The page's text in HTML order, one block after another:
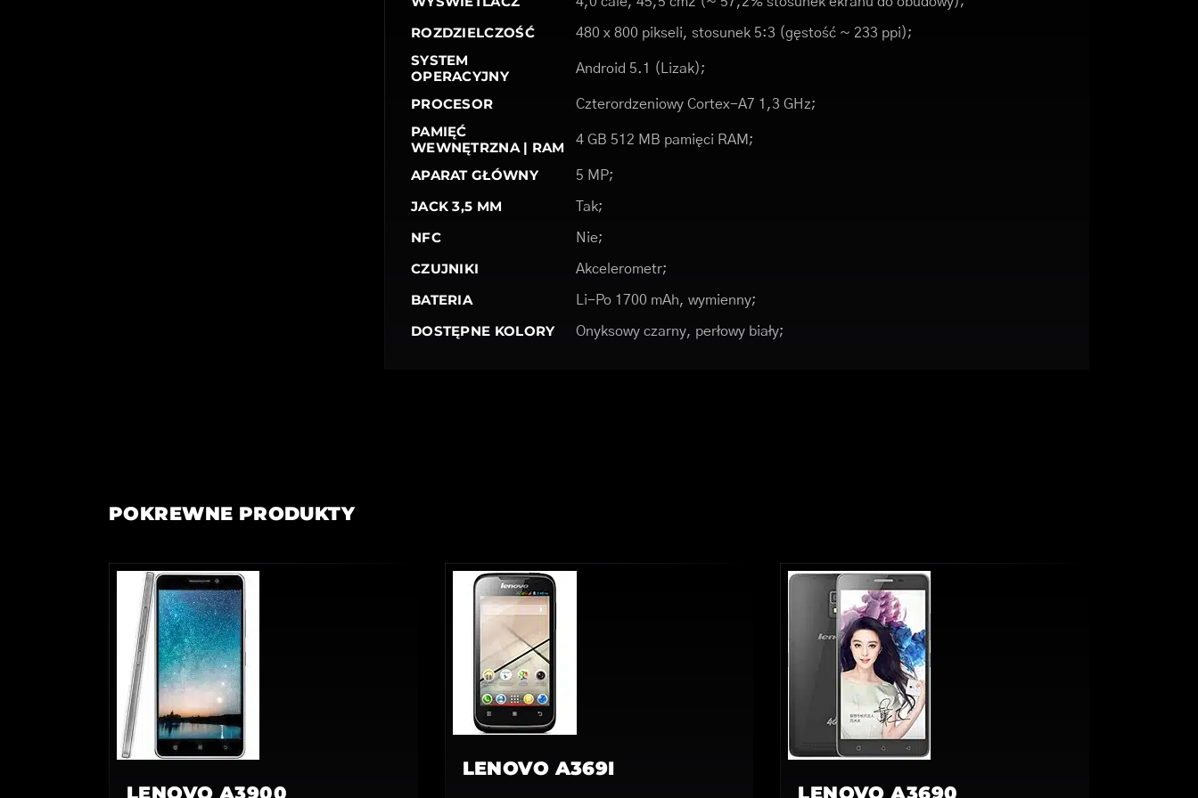
ROZDZIELCZOŚĆ 480 x 800 pikseli, stosunek 5:3 (gęstość ~ 233 ppi);
SYSTEM
OPERACYJNY
Android 5.1 (Lizak);
PROCESOR Czterordzeniowy Cortex-A7 1,3 GHz;
PAMIĘĆ
WEWNĘTRZNA | RAM
4 GB 512 MB pamięci RAM;
APARAT GŁÓWNY 5 MP;
JACK 3,5 MM Tak;
NFC Nie;
CZUJNIKI Akcelerometr;
BATERIA Li-Po 1700 mAh, wymienny;
DOSTĘPNE KOLORY Onyksowy czarny, perłowy biały;
POKREWNE PRODUKTY
LENOVO A3900
LENOVO A369I
LENOVO A3690